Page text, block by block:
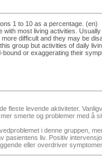
1 to 10 as a percentage. (en)
with most living activities.
difficult and they may be
group but activities of daily
or exaggerating their
fleste levende aktiviteter.
smerte og problemer med å
i denne gruppen,
pasientens liv. Positiv
eller overdriver